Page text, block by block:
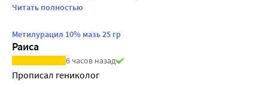
системных ретиноидов, появился фотодерматит. Одним
Читать полностью
Метилурацил 10% мазь 25 гр
Раиса
6 часов назад
Прописал гениколог